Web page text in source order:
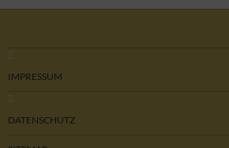
IMPRESSUM
DATENSCHUTZ